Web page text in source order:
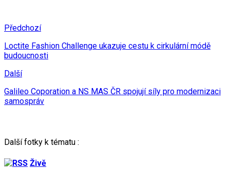
Předchozí
Loctite Fashion Challenge ukazuje cestu k cirkulární módě
budoucnosti
Další
Galileo Coporation a NS MAS ČR spojují síly pro modernizaci
samospráv
Další fotky k tématu :
Živě